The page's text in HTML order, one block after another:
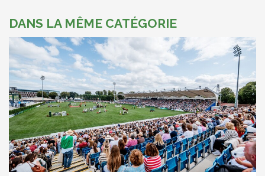
DANS LA MÊME CATÉGORIE